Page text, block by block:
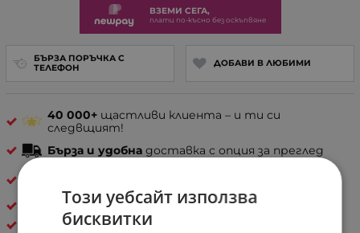
ВЗЕМИ СЕГА,
плати по-късно без оскъпвяне
БЪРЗА ПОРЪЧКА С
ТЕЛЕФОН
ДОБАВИ В ЛЮБИМИ
40 000+ щастливи клиента – и ти си
следвщият!
Бърза и удобна доставка с опция за преглед
ГОЛЕМИ И СРЕДНИ ДАМСКИ ЧАНТИ
YY COVERI
Този уебсайт използва
бисквитки